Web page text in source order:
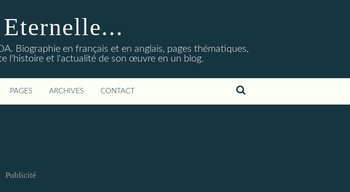
Biographie en français et en anglais, pages thématiques,
l'histoire et l'actualité de son œuvre en un blog.
PAGES ARCHIVES CONTACT
Publicité